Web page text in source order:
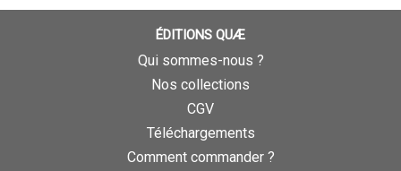
ÉDITIONS QUÆ
Qui sommes-nous ?
Nos collections
CGV
Téléchargements
Comment commander ?